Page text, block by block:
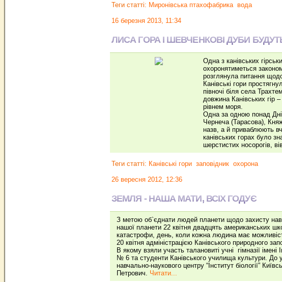
Теги статті: Миронівська птахофабрика вода
16 березня 2013, 11:34
ЛИСА ГОРА І ШЕВЧЕНКОВІ ДУБИ
Одна з канівських
охоронятиметься
розглянула питання
Канівські гори
півночі біля села
довжина Канівських гір
рівнем моря.
Одна за одною понад
Чернеча (Тарасова),
назв, а й приваблюють
канівських горах було
шерстистих носорогів,
Теги статті: Канівські гори заповідник охорона
26 вересня 2012, 12:36
ЗЕМЛЯ - НАША МАТИ, ВСIХ ГОДУЄ
З метою об`єднати людей планети щодо захисту
нашої планети 22 квітня двадцять американських
катастрофи, день, коли кожна людина має
20 квітня адміністрацією Канівського природного
В якому взяли участь талановиті учні гімназії
№ 6 та студенти Канівського училища культури. До
навчально-наукового центру “Інститут біології”
Петрович. Читати...